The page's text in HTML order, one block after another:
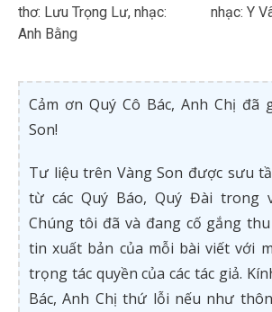
thơ: Lưu Trọng Lư, nhạc:
Anh Bằng
nhạc: Y
Cảm ơn Quý Cô Bác, Anh Chị đã
Son!
Tư liệu trên Vàng Son được sưu
từ các Quý Báo, Quý Đài trong
Chúng tôi đã và đang cố gắng
tin xuất bản của mỗi bài viết với
trọng tác quyền của các tác giả.
Bác, Anh Chị thứ lỗi nếu như